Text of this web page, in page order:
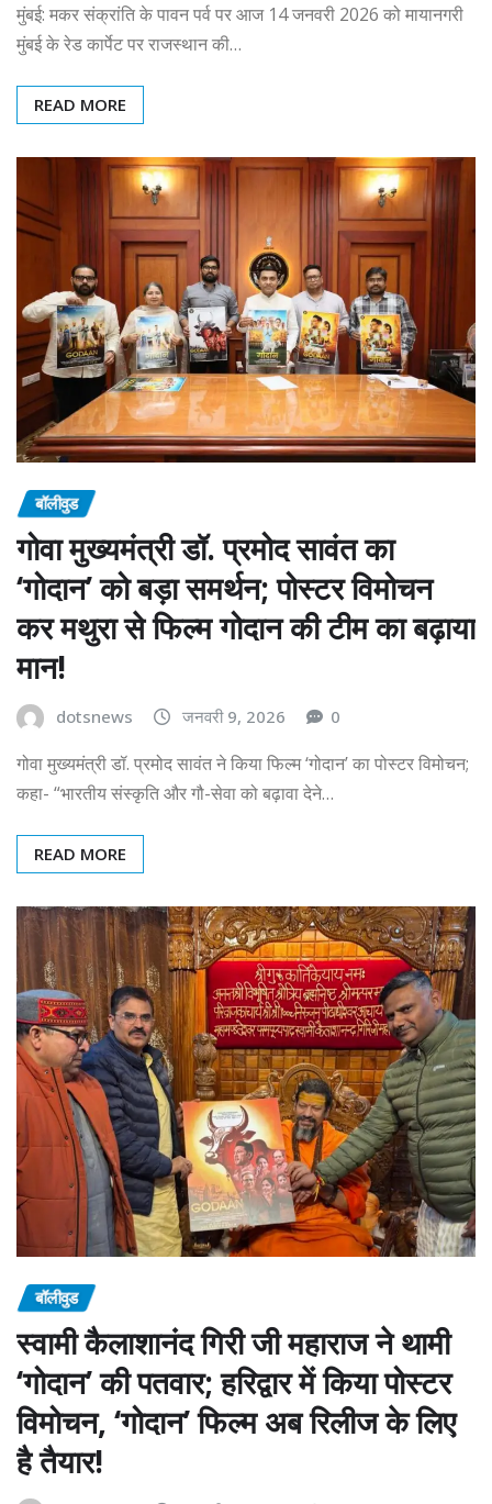
मुंबई: मकर संक्रांति के पावन पर्व पर आज 14 जनवरी 2026 को मायानगरी
मुंबई के रेड कार्पेट पर राजस्थान की…
READ MORE
बॉलीवुड
गोवा मुख्यमंत्री डॉ. प्रमोद सावंत का
‘गोदान’ को बड़ा समर्थन; पोस्टर विमोचन
कर मथुरा से फिल्म गोदान की टीम का बढ़ाया
मान!
dotsnews जनवरी 9, 2026 0
गोवा मुख्यमंत्री डॉ. प्रमोद सावंत ने किया फिल्म ‘गोदान’ का पोस्टर विमोचन;
कहा- “भारतीय संस्कृति और गौ-सेवा को बढ़ावा देने…
READ MORE
बॉलीवुड
स्वामी कैलाशानंद गिरी जी महाराज ने थामी
‘गोदान’ की पतवार; हरिद्वार में किया पोस्टर
विमोचन, ‘गोदान’ फिल्म अब रिलीज के लिए
है तैयार!